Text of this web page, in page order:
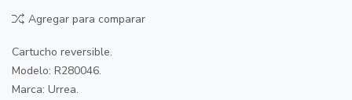
Agregar para comparar
Cartucho reversible.
Modelo: R280046.
Marca: Urrea.